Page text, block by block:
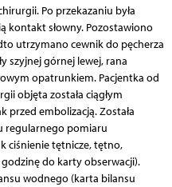
Po przekazaniu była
kontakt słowny. Pozostawiono
utrzymano cewnik do pęcherza
szyjnej górnej lewej, rana
opatrunkiem. Pacjentka od
objęta została ciągłym
przed embolizacją. Została
regularnego pomiaru
ciśnienie tętnicze, tętno,
do karty obserwacji).
wodnego (karta bilansu